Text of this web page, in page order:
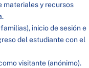
materiales y recursos
inicio de sesión e
del estudiante con el
visitante (anónimo).